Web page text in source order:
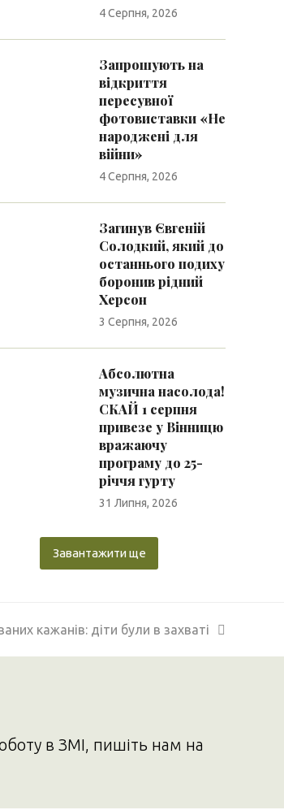
4 Серпня, 2026
Запрошують на
відкриття
пересувної
фотовиставки «Не
народжені для
війни»
4 Серпня, 2026
Загинув Євгеній
Солодкий, який до
останнього подиху
боронив рідний
Херсон
3 Серпня, 2026
Абсолютна
музична насолода!
СКАЙ 1 серпня
привезе у Вінницю
вражаючу
програму до 25-
річчя гурту
31 Липня, 2026
Завантажити ще
кажанів: діти були в захваті
в ЗМІ, пишіть нам на